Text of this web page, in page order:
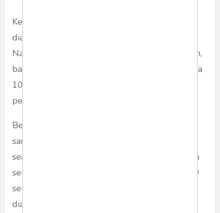
Kelompok perlawanan Hizbullah tidak bisa
dianggap remeh, menurut Sekjen Hassan
Nasrallah yang belum lama juga mengabarkan,
bahwa kelompok Hizbullah mempunyai tentara
100 ribu yang sudah terlatih dan syarat
pengalaman tempur atau perang.
Belum lama ini juga pihak Israel sesumbar
sanggup melayani rudal-rudal Hizbullah
seandainya terjadi perang. Bahkan diperkirakan
sekali menembakkan rudal, Hizbullah bisa 100
sekaligus atau ribuan rudal. Dan sistem yang
diandalkan oleh Israel yaitu iron dome atau